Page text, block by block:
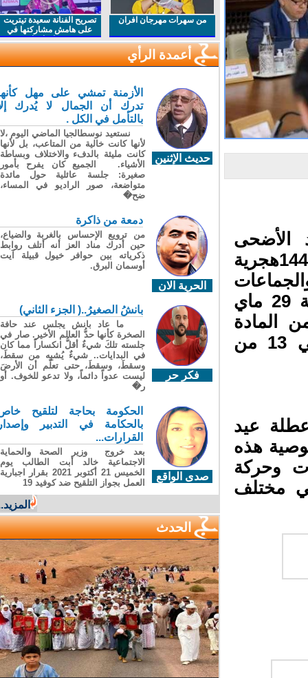
الأضحى
المبارك، الذي يوافق يوم الأربعاء 10 ذي الحجة 1447هجرية
الترابية، بصفة استثنائية عن العمل، يوم الجمعة 29 ماي
المادة
الثالثة من المرسوم رقم 2.05.916 الصادر في 13 من
عيد
هذه
وحركة
مختلف
من سهرات مهرجان افران
تصريح الفنانة سعيدة تيتريت
على هامش مشاركتها في
مهرجان افران
أعمدة الرأي
حديث الإثنين
الأزمنة تمشي على مهل كأنها
تدرك أن الجمال لا يُدرك إلا
بالتأمل في الكل .
نستعيد نوسطالجيا الماضي اليوم ،لا
لأنها كانت خالية من المتاعب، بل لأنها
كانت مليئة بالدفء والاختلاف وبساطة
الأشياء. الجميع كان يفرح بأمور
صغيرة: جلسة عائلية حول مائدة
متواضعة، صور الراديو في المساء،
ضح�
الحرية الان
دمعة من ذاكرة
من ترويع الإحساس بالغربة والضياع،
حين أدرك مناد العز أنه أتلف روابط
ذكرياته بين حوافر خيول قبيلة آيت
أوسمان البرق.
فكر حر
بانشُ الصغيرُ..( الجزء الثاني)
ما عاد بانش يجلس عند حافة
الصخرة كأنها حدُّ العالم الأخير. صار في
جلسته تلكَ شيءٌ أقلُّ انكساراً مما كان
في البدايات.. شيءٌ يُشبِه من سقطَ،
وسقطَ، وسقطَ، حتى تعلّم أن الأرضَ
ليست عدواً دائماً، ولا تدعو للخوف. أو
ر�
صدى الواقع
الحكومة بحاجة لتلقيح خاص
بالحكامة في التدبير وإصدار
القرارات...
بعد خروج وزير الصحة والحماية
الاجتماعية خالد أبت الطالب يوم
الخميس 21 أكتوبر 2021 بقرار اجبارية
العمل بجواز التلقيح ضد كوفيد 19
المزيد...
الحدث